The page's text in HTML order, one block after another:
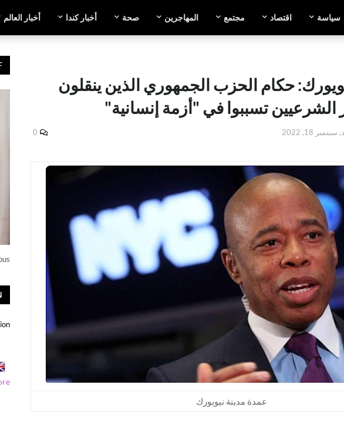
سياسة اقتصاد مجتمع المهاجرين صحة أخبار كندا أخبار العالم
حكام الحزب الجمهوري الذين ينقلون
الشرعيين تسببوا في "أزمة إنسانية"
18, 2022
0
عمدة مدينة نيويورك